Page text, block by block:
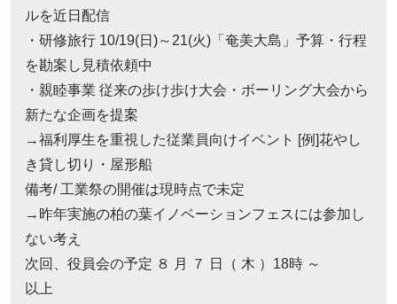
ルを近日配信
・研修旅行 10/19(日)～21(火)「奄美大島」予算・行程
を勘案し見積依頼中
・親睦事業 従来の歩け歩け大会・ボーリング大会から
新たな企画を提案
→福利厚生を重視した従業員向けイベント [例]花やし
き貸し切り・屋形船
備考/ 工業祭の開催は現時点で未定
→昨年実施の柏の葉イノベーションフェスには参加し
ない考え
次回、役員会の予定 ８ 月 ７ 日（ 木 ）18時 ～
以上